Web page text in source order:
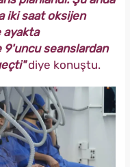
iki saat oksijen
ayakta
9'uncu seanslardan
diye konuştu.